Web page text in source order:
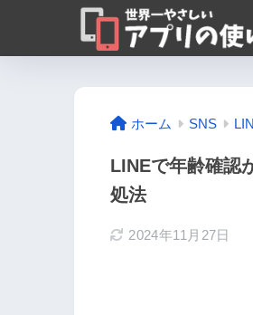
ホーム SNS
LINEで年齢確認
処法
2024年11月27日